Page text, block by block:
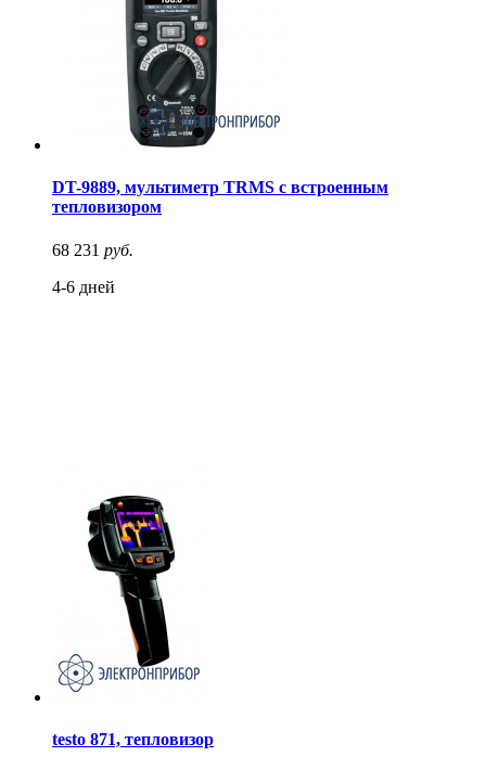
DT-9889, мультиметр TRMS с встроенным
тепловизором
68 231 руб.
4-6 дней
testo 871, тепловизор